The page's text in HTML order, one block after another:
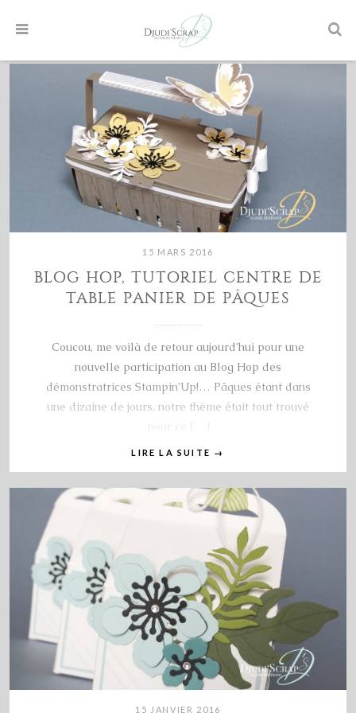
15 MARS 2016
BLOG HOP, TUTORIEL CENTRE DE
TABLE PANIER DE PÂQUES
Coucou, me voilà de retour aujourd’hui pour une
nouvelle participation au Blog Hop des
démonstratrices Stampin’Up!… Pâques étant dans
une dizaine de jours, notre thème était tout trouvé
pour ce […]
LIRE LA SUITE →
15 JANVIER 2016